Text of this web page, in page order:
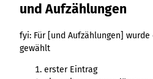
und Aufzählungen
fyi: Für [und Aufzählungen]
gewählt
erster Eintrag